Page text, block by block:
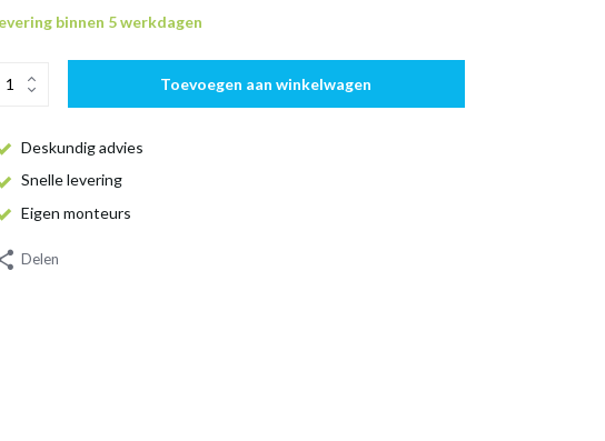
binnen 5 werkdagen
Toevoegen aan winkelwagen
Deskundig advies
Snelle levering
Eigen monteurs
Delen